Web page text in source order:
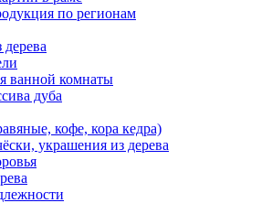
по регионам
ванной комнаты
дуба
кофе, кора кедра)
украшения из дерева